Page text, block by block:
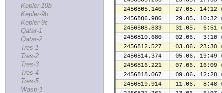
Kepler-19b
Kepler-9b
Kepler-9c
Qatar-1
Qatar-2
Tres-1
Tres-2
Tres-3
Tres-4
Tres-5
Wasp-1
2456805.140
27.05. 14:12
2456806.986
29.05. 10:32
2456808.833
31.05.  6:51
2456810.680
02.06.  3:10
2456812.527
03.06. 23:30
2456814.374
05.06. 19:49
2456816.221
07.06. 16:09
2456818.067
09.06. 12:28
2456819.914
11.06.  8:48